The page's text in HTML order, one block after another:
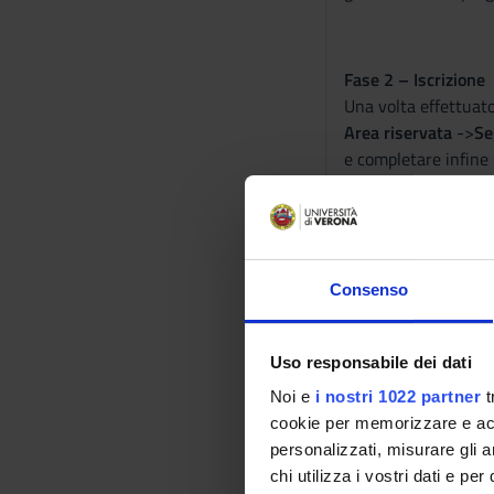
Consenso
Uso responsabile dei dati
Noi e i nostri 1022 partner
cookie per memorizzare e
personalizzati, misurare gli
chi utilizza i vostri dati e per
Fase 2 – Iscrizione
Una volta effettuato
Area riservata->
e completare
Al termine della
iscrizione al
Qualora siano
necessari (L.
Per informazioni e
un’email a
Video